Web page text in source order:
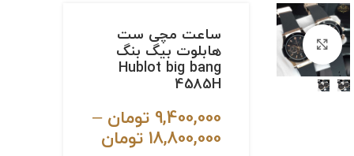
برای بزرگنمایی کلیک کنیدساعت مچی ست
هابلوت بیگ بنگ
Hublot big bang
4585H
9,400,000 تومان –
18,800,000 تومان